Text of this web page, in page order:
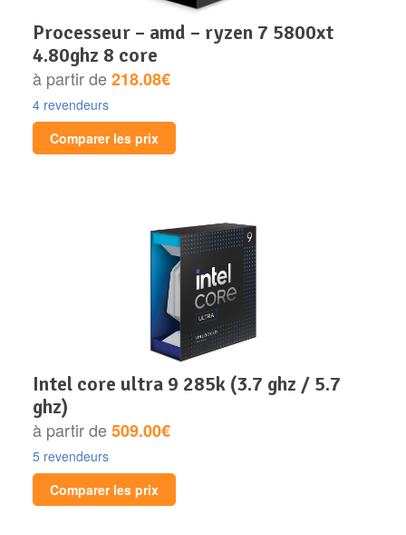
processeur – amd – ryzen 7 5800xt
4.80ghz 8 core
à partir de218.08€
4 revendeurs
Comparer les prix
intel core ultra 9 285k (3.7 ghz / 5.7
ghz)
à partir de509.00€
5 revendeurs
Comparer les prix